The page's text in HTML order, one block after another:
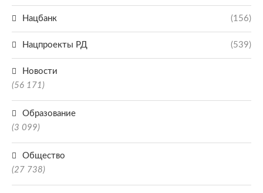
Нацбанк (156)
Нацпроекты РД (539)
Новости
(56 171)
Образование
(3 099)
Общество
(27 738)